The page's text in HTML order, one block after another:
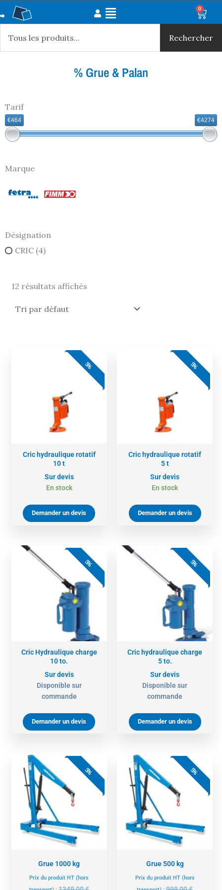
Aller
contenu
Main
0
Rechercher
% Grue & Palan
Tarif
€464 €4274
Marque
Désignation
CRIC (4)
12 résultats affichés
5%
Cric hydraulique rotatif
10 t
Sur devis
En stock
Demander un devis
5%
Cric hydraulique rotatif
5 t
Sur devis
En stock
Demander un devis
5%
Cric Hydraulique charge
10 to.
Sur devis
Disponible sur
commande
Demander un devis
5%
Cric hydraulique charge
5 to.
Sur devis
Disponible sur
commande
Demander un devis
5%
Grue 1000 kg
Prix du produit HT (hors
prix
initial
était :
actuel
est :
1281,00 €.
5%
Grue 500 kg
Prix du produit HT (hors
prix
initial
était :
actuel
est :
949,00 €.